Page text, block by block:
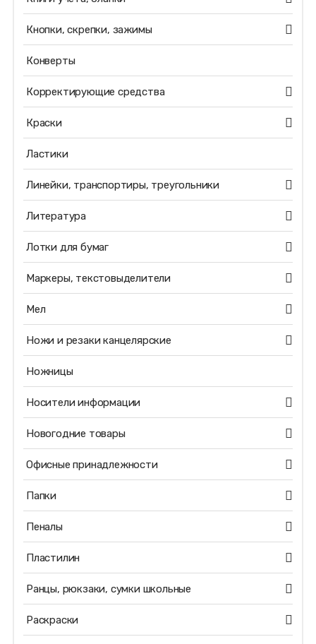
Кнопки, скрепки, зажимы
Конверты
Корректирующие средства
Краски
Ластики
Линейки, транспортиры, треугольники
Литература
Лотки для бумаг
Маркеры, текстовыделители
Мел
Ножи и резаки канцелярские
Ножницы
Носители информации
Новогодние товары
Офисные принадлежности
Папки
Пеналы
Пластилин
Ранцы, рюкзаки, сумки школьные
Раскраски